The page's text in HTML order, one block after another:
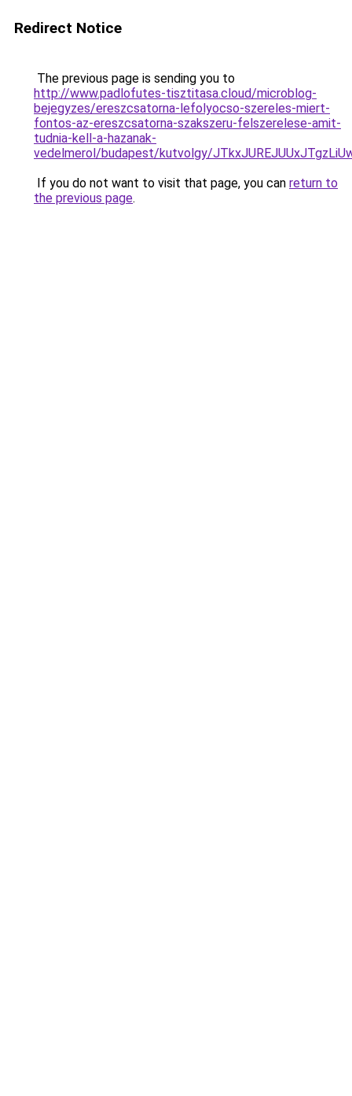
Redirect Notice
The previous page is sending you to
http://www.padlofutes-tisztitasa.cloud/microblog-
bejegyzes/ereszcsatorna-lefolyocso-szereles-miert-
fontos-az-ereszcsatorna-szakszeru-felszerelese-amit-
tudnia-kell-a-hazanak-
vedelmerol/budapest/kutvolgy/
If you do not want to visit that page, you can return to
the previous page.